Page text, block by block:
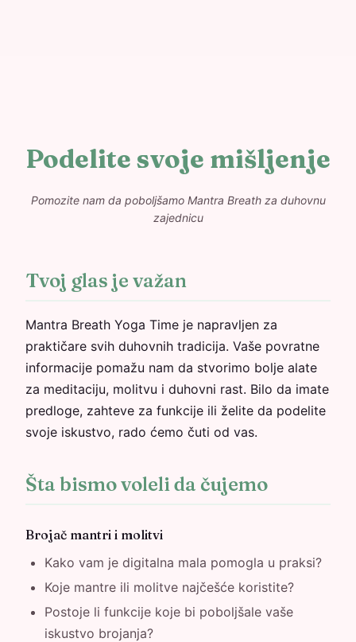
Podelite svoje mišljenje
Pomozite nam da poboljšamo Mantra Breath za duhovnu
zajednicu
Tvoj glas je važan
Mantra Breath Yoga Time je napravljen za
praktičare svih duhovnih tradicija. Vaše povratne
informacije pomažu nam da stvorimo bolje alate
za meditaciju, molitvu i duhovni rast. Bilo da imate
predloge, zahteve za funkcije ili želite da podelite
svoje iskustvo, rado ćemo čuti od vas.
Šta bismo voleli da čujemo
Brojač mantri i molitvi
Kako vam je digitalna mala pomogla u praksi?
Koje mantre ili molitve najčešće koristite?
Postoje li funkcije koje bi poboljšale vaše
iskustvo brojanja?